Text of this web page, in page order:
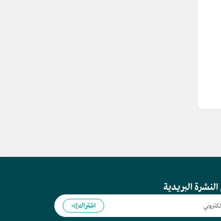
البريدية
اشتراك